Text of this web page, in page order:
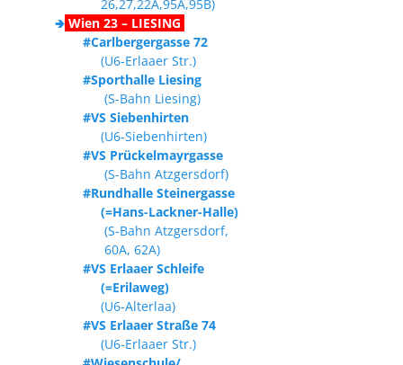
26,27,22A,95A,95B)
🢂 Wien 23 – LIESING
#Carlbergergasse 72
(U6-Erlaaer Str.)
#Sporthalle Liesing
(S-Bahn Liesing)
#VS Siebenhirten
(U6-Siebenhirten)
#VS Prückelmayrgasse
(S-Bahn Atzgersdorf)
#Rundhalle Steinergasse
(=Hans-Lackner-Halle)
(S-Bahn Atzgersdorf,
60A, 62A)
#VS Erlaaer Schleife
(=Erilaweg)
(U6-Alterlaa)
#VS Erlaaer Straße 74
(U6-Erlaaer Str.)